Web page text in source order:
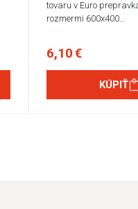
tovaru v Euro
rozmermi 600x400…
6,10 €
KÚPIŤ